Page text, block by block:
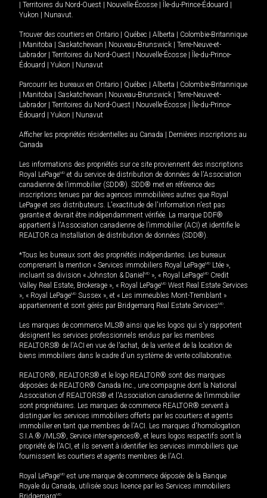
Territoires du Nord-Ouest Nouvelle-Écosse Île-du-Prince-Édouard
Yukon
Nunavut.
Trouver des courtiers en Ontario Québec Alberta
Colombie-Britannique
Manitoba Saskatchewan Nouveau-Brunswick
Terre-Neuve-et-
Labrador
Territoires du Nord-Ouest Nouvelle-Écosse
Île-du-Prince-
Édouard
Yukon Nunavut
Parcourir les bureaux en Ontario Québec Alberta
Colombie-Britannique
Manitoba Saskatchewan Nouveau-Brunswick
Terre-Neuve-et-
Labrador
Territoires du Nord-Ouest Nouvelle-Écosse
Île-du-Prince-
Édouard
Yukon Nunavut
Afficher les propriétés résidentielles au Canada
Dernières inscriptions au
Canada
Les informations des propriétés sur ce site proviennent des inscriptions
Royal LePageMD et du service de distribution de données de l'Association
canadienne de l’immobilier (SDD®). SDD® met en référence des
inscriptions tenues par des agences immobilières autres que Royal
LePage et ses distributeurs. L'exactitude de l'information n'est pas
garantie et devrait être indépendamment vérifiée. La marque DDF®
appartient à l'Association canadienne de l’immobilier (ACI) et identifie le
REALTOR.ca Installation de distribution de données (SDD®).
*Tous les bureaux sont des propriétés indépendantes. Les bureaux
comprenant la mention « Services immobiliers Royal LePageMD Ltée »,
incluant sa division « Johnston & Daniel MD », « Royal LePageMD Credit
Valley Real Estate, Brokerage », « Royal LePageMD West Real Estate Services
», « Royal LePageMD Sussex », et « Les immeubles Mont-Tremblant »
appartiennent et sont gérés par Bridgemarq Real Estate ServicesMD.
Les marques de commerce MLS® ainsi que les logos qui s'y rapportent
désignent les services professionnels rendus par les membres
REALTORS® de l'ACI en vue de l'achat, de la vente et de la location de
biens immobiliers dans le cadre d'un système de vente collaborative.
REALTOR®, REALTORS® et le logo REALTOR® sont des marques
déposées de REALTOR® Canada Inc., une compagnie dont la National
Association of REALTORS® et l'Association canadienne de l’immobilier
sont propriétaires. Les marques de commerce REALTOR® servent à
distinguer les services immobiliers offerts par les courtiers et agents
immobilier en tant que membres de l'ACI. Les marques d'homologation
S.I.A.® /MLS®, Service inter-agences®, et leurs logos respectifs sont la
propriété de l'ACI, et ils servent à identifier les services immobiliers que
fournissent les courtiers et agents membres de l'ACI.
Royal LePageMD est une marque de commerce déposée de la Banque
Royale du Canada, utilisée sous licence par les Services immobiliers
BridgemarqMD